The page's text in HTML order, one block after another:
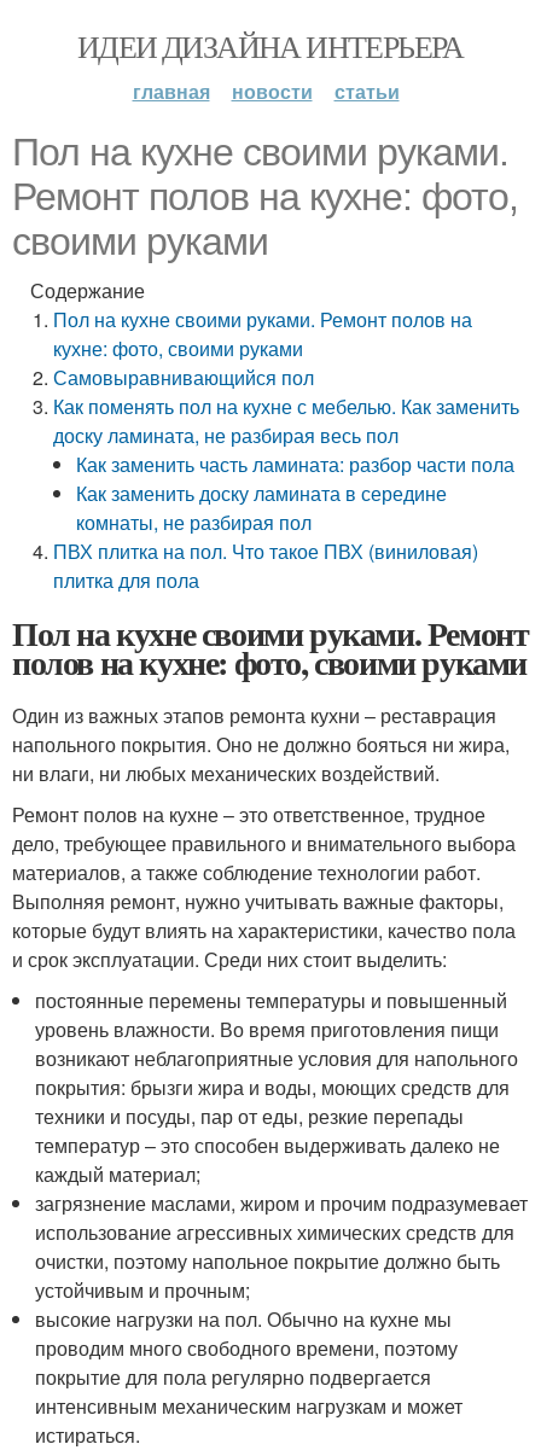
ИДЕИ ДИЗАЙНА ИНТЕРЬЕРА
главная новости статьи
Пол на кухне своими руками.
Ремонт полов на кухне: фото,
своими руками
Содержание
Пол на кухне своими руками. Ремонт полов на
кухне: фото, своими руками
Самовыравнивающийся пол
Как поменять пол на кухне с мебелью. Как заменить
доску ламината, не разбирая весь пол
Как заменить часть ламината: разбор части пола
Как заменить доску ламината в середине
комнаты, не разбирая пол
ПВХ плитка на пол. Что такое ПВХ (виниловая)
плитка для пола
Пол на кухне своими руками. Ремонт
полов на кухне: фото, своими руками
Один из важных этапов ремонта кухни – реставрация
напольного покрытия. Оно не должно бояться ни жира,
ни влаги, ни любых механических воздействий.
Ремонт полов на кухне – это ответственное, трудное
дело, требующее правильного и внимательного выбора
материалов, а также соблюдение технологии работ.
Выполняя ремонт, нужно учитывать важные факторы,
которые будут влиять на характеристики, качество пола
и срок эксплуатации. Среди них стоит выделить:
постоянные перемены температуры и повышенный
уровень влажности. Во время приготовления пищи
возникают неблагоприятные условия для напольного
покрытия: брызги жира и воды, моющих средств для
техники и посуды, пар от еды, резкие перепады
температур – это способен выдерживать далеко не
каждый материал;
загрязнение маслами, жиром и прочим подразумевает
использование агрессивных химических средств для
очистки, поэтому напольное покрытие должно быть
устойчивым и прочным;
высокие нагрузки на пол. Обычно на кухне мы
проводим много свободного времени, поэтому
покрытие для пола регулярно подвергается
интенсивным механическим нагрузкам и может
истираться.